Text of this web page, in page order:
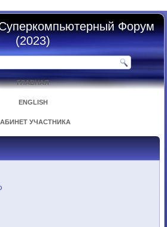
Форум
(2023)
ГЛАВНАЯ
ENGLISH
УЧАСТНИКА